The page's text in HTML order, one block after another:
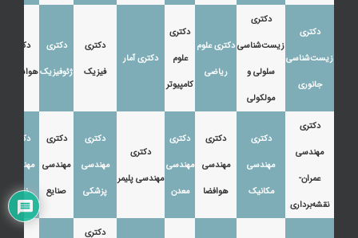
دکتری
زیست‌شناسی
جانوری
دکتری
زیست‌شناسی
سلولی و
مولکولی
دکتری علوم
ریاضی
دکتری
علوم
کامپیوتر
دکتری آمار
دکتری
فیزیک
دکتری
ژئوفیزیک
دکتری
هواشناسی
دکتری
مهندسی
عمران-
نقشه‌برداری
دکتری
مهندسی
مکانیک
دکتری
مهندسی
هوافضا
دکتری
مهندسی
معدن
دکتری
مهندسی پلیمر
دکتری
مهندسی
پزشکی
دکتری
مهندسی
صنایع
دکتری
مهندسی
نفت
دکتری